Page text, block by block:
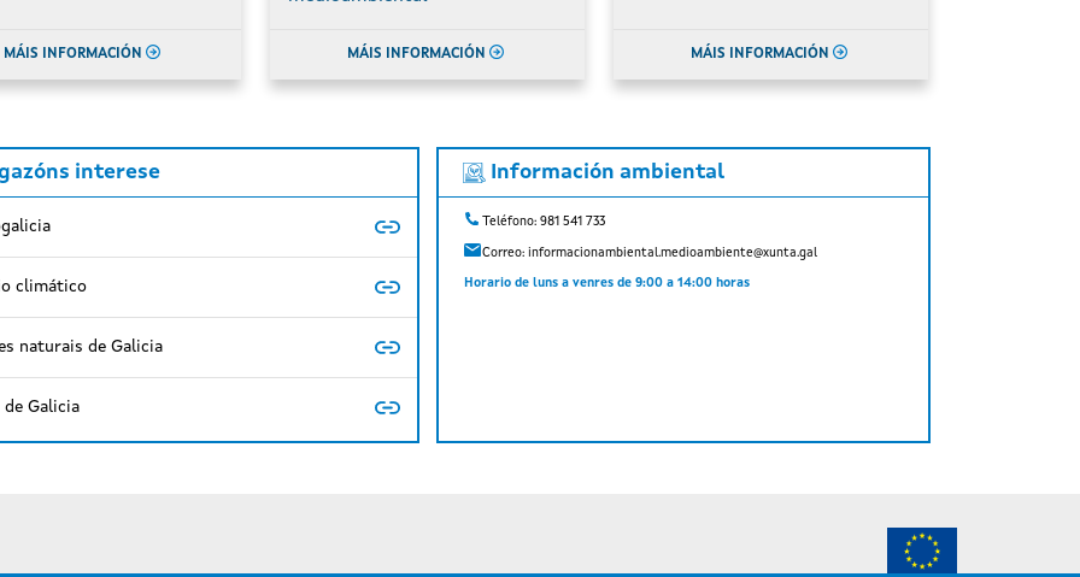
MÁIS INFORMACIÓN MÁIS INFORMACIÓN MÁIS INFORMACIÓN
interese
climático
naturais de Galicia
de Galicia
Información ambiental
Teléfono: 981 541 733
Correo:informacionambiental.medioambiente@xunta.gal
Horario de luns a venres de 9:00 a 14:00 horas